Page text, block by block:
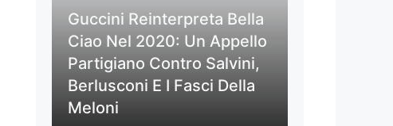
Guccini Reinterpreta Bella
Ciao Nel 2020: Un Appello
Partigiano Contro Salvini,
Berlusconi E I Fasci Della
Meloni